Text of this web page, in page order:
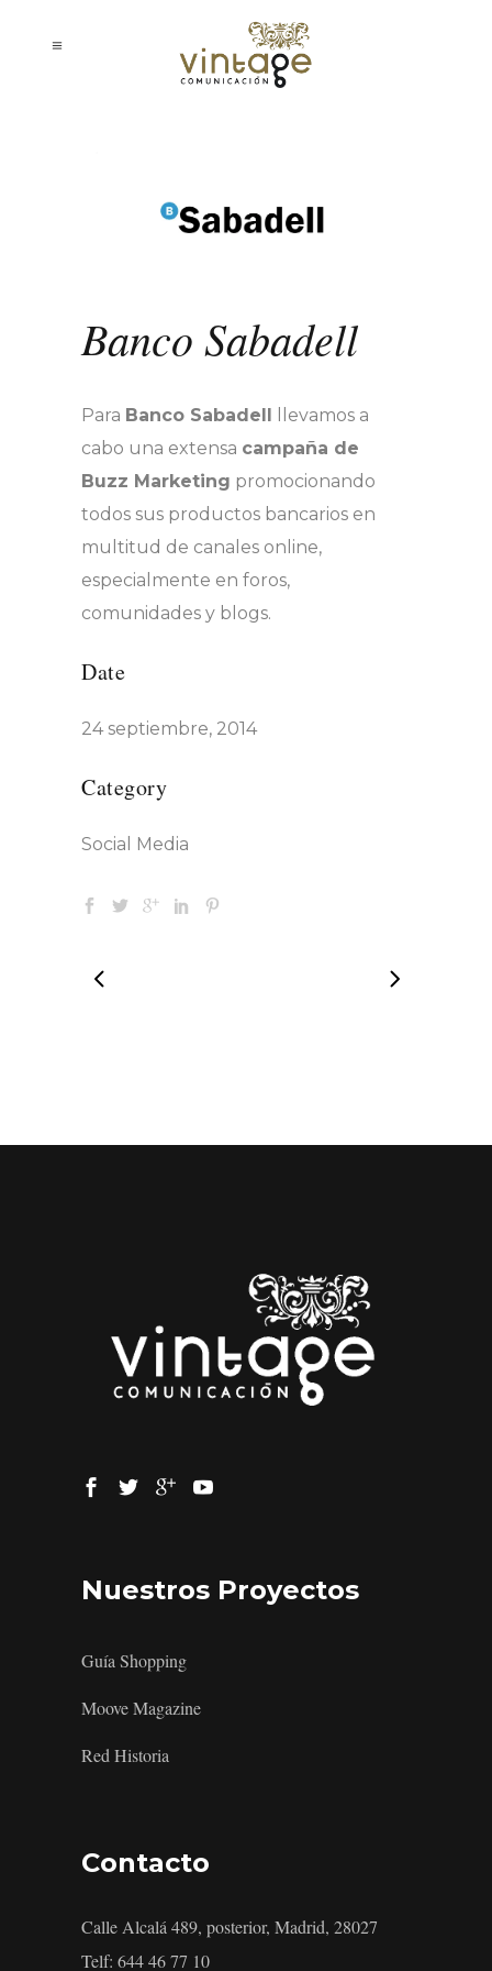
Banco Sabadell
Para Banco Sabadell llevamos a
cabo una extensa campaña de
Buzz Marketing promocionando
todos sus productos bancarios en
multitud de canales online,
especialmente en foros,
comunidades y blogs.
Date
24 septiembre, 2014
Category
Social Media
Nuestros Proyectos
Guía Shopping
Moove Magazine
Red Historia
Contacto
Calle Alcalá 489, posterior, Madrid, 28027
Telf: 644 46 77 10